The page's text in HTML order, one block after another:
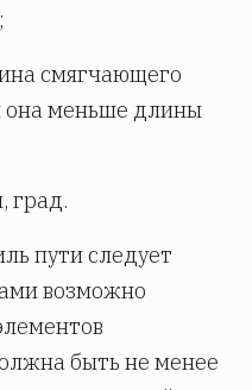
смягчающего
она меньше длины
град.
пути следует
возможно
быть не менее